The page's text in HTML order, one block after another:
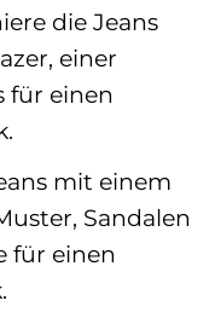
die Jeans
einer
für einen
mit einem
Sandalen
für einen